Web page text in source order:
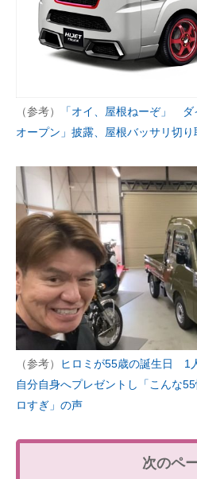
（参考）
「オイ、屋根ねーぞ」 ダ
オープン」披露、屋根バッサリ切
（参考）
ヒロミが55歳の誕生日 1
自分自身へプレゼントし「こんな
ロすぎ」の声